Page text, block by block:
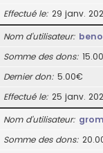
Effectué le 29 janv.
Nom d’utilisateur
Somme des dons
Dernier don 5.00€
Effectué le 25 janv.
Nom d’utilisateur
Somme des dons